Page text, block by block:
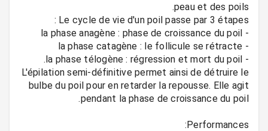
L'épilation semi-définitive permet ainsi de détruire le
bulbe du poil pour en retarder la repousse. Elle agit